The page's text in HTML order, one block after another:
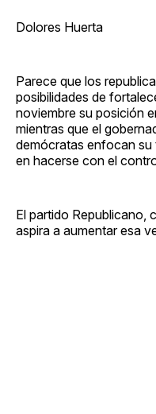
Dolores Huerta
Parece que los
posibilidades de
noviembre su posición
mientras que el
demócratas enfocan su
en hacerse con el
El partido Republicano,
aspira a aumentar esa